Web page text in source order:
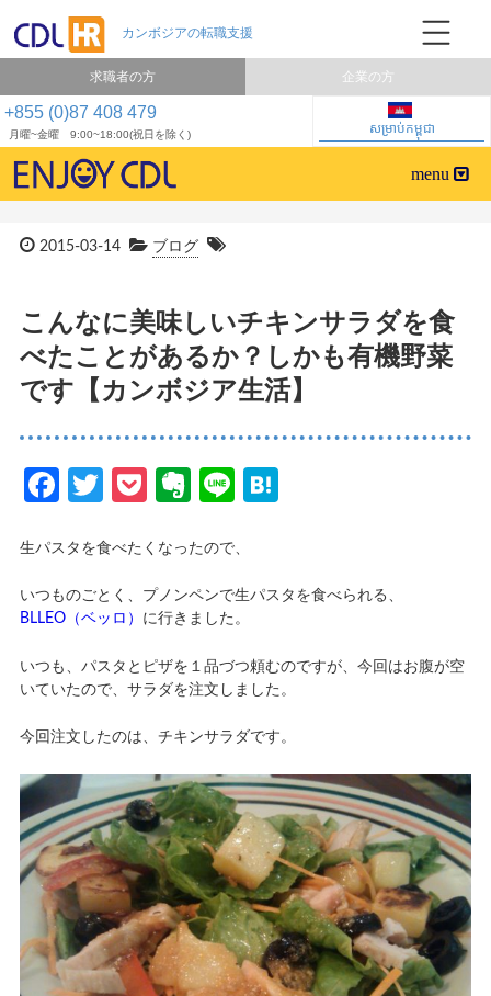
+855 (0)87 408 479
月曜~金曜 9:00~18:00(祝日を除く) សម្រាប់កម្ពុជា
求職者の方 企業の方
2015-03-14 ブログ
こんなに美味しいチキンサラダを食
べたことがあるか？しかも有機野菜
です【カンボジア生活】
Facebook
Twitter
PocketEvernote
Line
生パスタを食べたくなったので、
いつものごとく、プノンペンで生パスタを食べられる、
BLLEO（ベッロ） に行きました。
いつも、パスタとピザを１品づつ頼むのですが、今回はお腹が空
いていたので、サラダを注文しました。
今回注文したのは、チキンサラダです。